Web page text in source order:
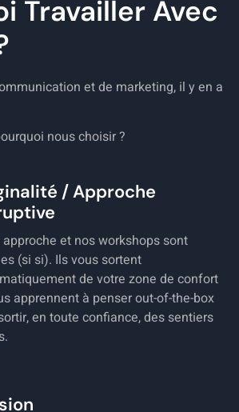
Travailler Avec
et de marketing, il y en a
nous choisir ?
/ Approche
approche et nos workshops sont
(si si). Ils vous sortent
de votre zone de confort
apprennent à penser out-of-the-box
en toute confiance, des sentiers